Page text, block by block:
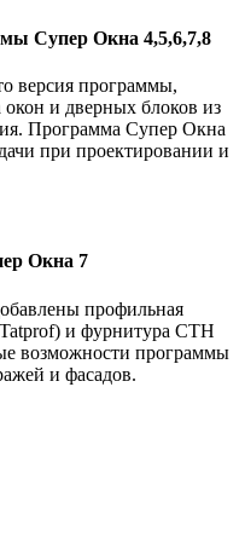
Супер Окна 4,5,6,7,8
версия программы,
окон и дверных блоков из
Программа Супер Окна
при проектировании и
Окна 7
профильная
и фурнитура СТН
возможности программы
и фасадов.